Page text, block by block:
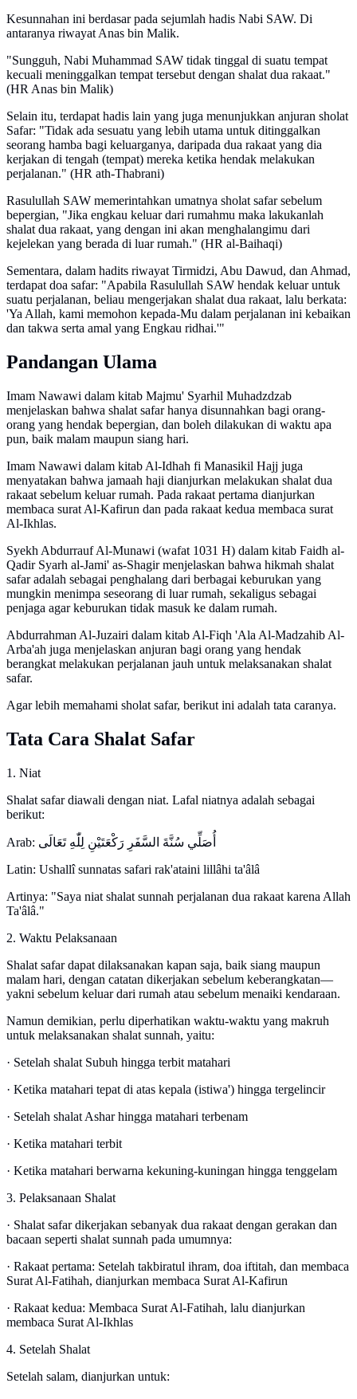
Kesunnahan ini berdasar pada sejumlah hadis Nabi SAW. Di
antaranya riwayat Anas bin Malik.
"Sungguh, Nabi Muhammad SAW tidak tinggal di suatu tempat
kecuali meninggalkan tempat tersebut dengan shalat dua rakaat."
(HR Anas bin Malik)
Selain itu, terdapat hadis lain yang juga menunjukkan anjuran sholat
Safar: "Tidak ada sesuatu yang lebih utama untuk ditinggalkan
seorang hamba bagi keluarganya, daripada dua rakaat yang dia
kerjakan di tengah (tempat) mereka ketika hendak melakukan
perjalanan." (HR ath-Thabrani)
Rasulullah SAW memerintahkan umatnya sholat safar sebelum
bepergian, "Jika engkau keluar dari rumahmu maka lakukanlah
shalat dua rakaat, yang dengan ini akan menghalangimu dari
kejelekan yang berada di luar rumah." (HR al-Baihaqi)
Sementara, dalam hadits riwayat Tirmidzi, Abu Dawud, dan Ahmad,
terdapat doa safar: "Apabila Rasulullah SAW hendak keluar untuk
suatu perjalanan, beliau mengerjakan shalat dua rakaat, lalu berkata:
'Ya Allah, kami memohon kepada-Mu dalam perjalanan ini kebaikan
dan takwa serta amal yang Engkau ridhai.'"
Pandangan Ulama
Imam Nawawi dalam kitab Majmu' Syarhil Muhadzdzab
menjelaskan bahwa shalat safar hanya disunnahkan bagi orang-
orang yang hendak bepergian, dan boleh dilakukan di waktu apa
pun, baik malam maupun siang hari.
Imam Nawawi dalam kitab Al-Idhah fi Manasikil Hajj juga
menyatakan bahwa jamaah haji dianjurkan melakukan shalat dua
rakaat sebelum keluar rumah. Pada rakaat pertama dianjurkan
membaca surat Al-Kafirun dan pada rakaat kedua membaca surat
Al-Ikhlas.
Syekh Abdurrauf Al-Munawi (wafat 1031 H) dalam kitab Faidh al-
Qadir Syarh al-Jami' as-Shagir menjelaskan bahwa hikmah shalat
safar adalah sebagai penghalang dari berbagai keburukan yang
mungkin menimpa seseorang di luar rumah, sekaligus sebagai
penjaga agar keburukan tidak masuk ke dalam rumah.
Abdurrahman Al-Juzairi dalam kitab Al-Fiqh 'Ala Al-Madzahib Al-
Arba'ah juga menjelaskan anjuran bagi orang yang hendak
berangkat melakukan perjalanan jauh untuk melaksanakan shalat
safar.
Agar lebih memahami sholat safar, berikut ini adalah tata caranya.
Tata Cara Shalat Safar
1. Niat
Shalat safar diawali dengan niat. Lafal niatnya adalah sebagai
berikut:
Arab: أُصَلِّي سُنَّةَ السَّفَرِ رَكْعَتَيْنِ لِلّٰهِ تَعَالَى
Latin: Ushallî sunnatas safari rak'ataini lillâhi ta'âlâ
Artinya: "Saya niat shalat sunnah perjalanan dua rakaat karena Allah
Ta'âlâ."
2. Waktu Pelaksanaan
Shalat safar dapat dilaksanakan kapan saja, baik siang maupun
malam hari, dengan catatan dikerjakan sebelum keberangkatan—
yakni sebelum keluar dari rumah atau sebelum menaiki kendaraan.
Namun demikian, perlu diperhatikan waktu-waktu yang makruh
untuk melaksanakan shalat sunnah, yaitu:
· Setelah shalat Subuh hingga terbit matahari
· Ketika matahari tepat di atas kepala (istiwa') hingga tergelincir
· Setelah shalat Ashar hingga matahari terbenam
· Ketika matahari terbit
· Ketika matahari berwarna kekuning-kuningan hingga tenggelam
3. Pelaksanaan Shalat
· Shalat safar dikerjakan sebanyak dua rakaat dengan gerakan dan
bacaan seperti shalat sunnah pada umumnya:
· Rakaat pertama: Setelah takbiratul ihram, doa iftitah, dan membaca
Surat Al-Fatihah, dianjurkan membaca Surat Al-Kafirun
· Rakaat kedua: Membaca Surat Al-Fatihah, lalu dianjurkan
membaca Surat Al-Ikhlas
4. Setelah Shalat
Setelah salam, dianjurkan untuk: